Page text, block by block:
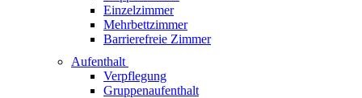
Einzelzimmer
Mehrbettzimmer
Barrierefreie Zimmer
Aufenthalt
Verpflegung
Gruppenaufenthalt